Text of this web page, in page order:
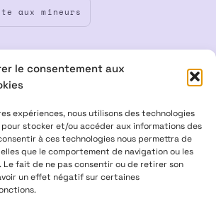
le consentement aux
expériences, nous utilisons des technologies
stocker et/ou accéder aux informations des
à ces technologies nous permettra de
que le comportement de navigation ou les
Le fait de ne pas consentir ou de retirer son
un effet négatif sur certaines
aux mineurs
Confidentialité
Cookies
© 2026 · Tous droits réservés
CB
MOINS DE 0,3 % DE THC, CONFORMES À LA